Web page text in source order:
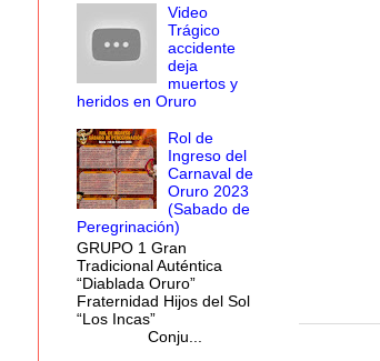
Video
Trágico
accidente
deja
muertos y
heridos en Oruro
Rol de
Ingreso del
Carnaval de
Oruro 2023
(Sabado de
Peregrinación)
GRUPO 1 Gran
Tradicional Auténtica
“Diablada Oruro”
Fraternidad Hijos del Sol
“Los Incas”
Conju...